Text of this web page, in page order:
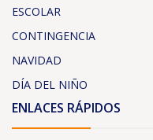
ESCOLAR
CONTINGENCIA
NAVIDAD
DÍA DEL NIÑO
ENLACES RÁPIDOS